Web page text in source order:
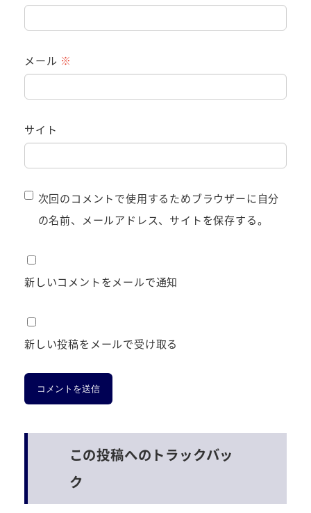
メール ※
サイト
次回のコメントで使用するためブラウザーに自分
の名前、メールアドレス、サイトを保存する。
新しいコメントをメールで通知
新しい投稿をメールで受け取る
この投稿へのトラックバッ
ク